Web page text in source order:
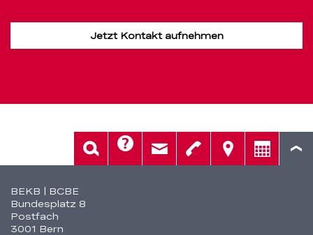
Jetzt Kontakt aufnehmen
Fusszeile
BEKB | BCBE
Bundesplatz 8
Postfach
3001 Bern